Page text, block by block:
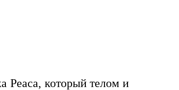
Реаса, который телом и